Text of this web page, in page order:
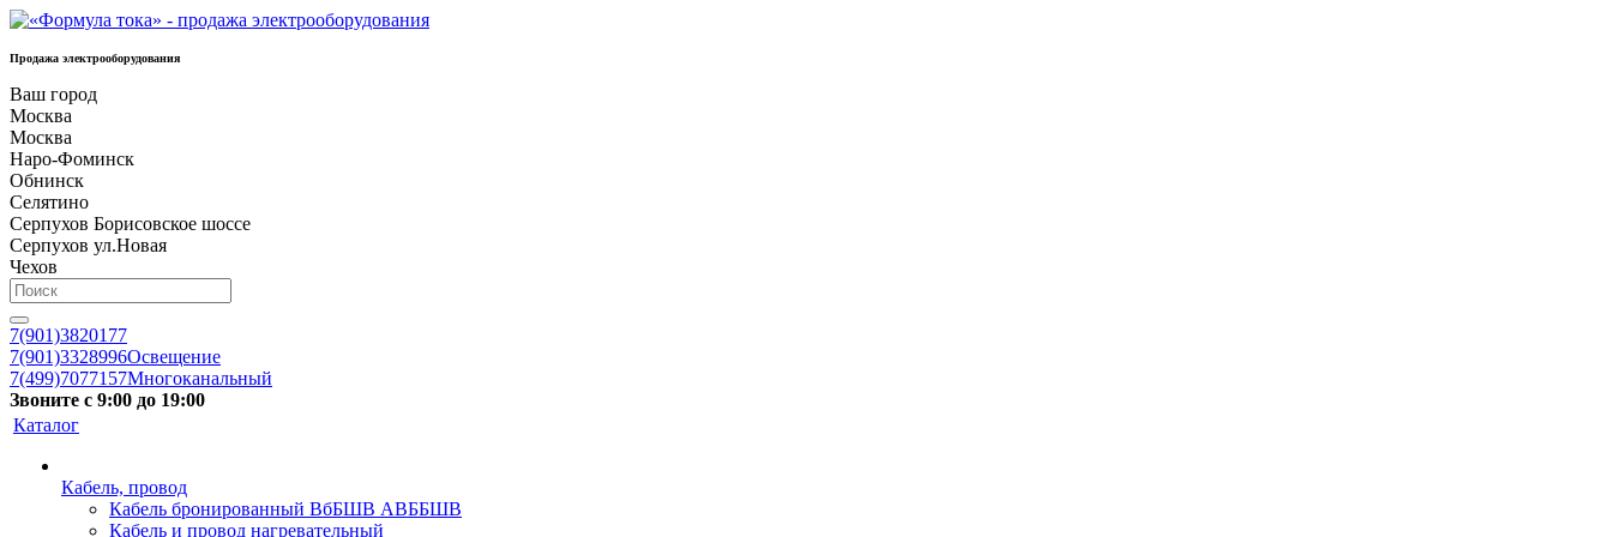
Продажа электрооборудования
Ваш город
Москва
Москва
Наро-Фоминск
Обнинск
Селятино
Серпухов Борисовское шоссе
Серпухов ул.Новая
Чехов
7(901)3820177
7(901)3328996Освещение
7(499)7077157Многоканальный
Звоните с 9:00 до 19:00
Каталог
Кабель, провод
Кабель бронированный ВбБШВ АВББШВ
Кабель и провод нагревательный